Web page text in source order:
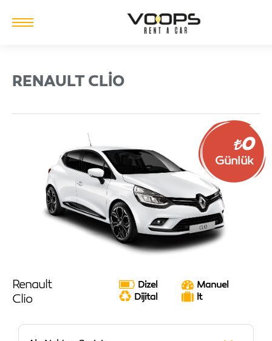
RENAULT CLIO
0
Günlük
Renault
Clio
Dizel
Manuel
Dijital
lt